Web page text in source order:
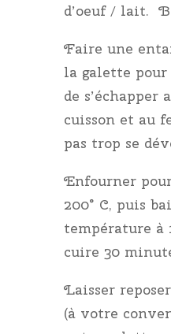
d’oeuf / lait.
Faire une
la galette
de s’échapper
cuisson et au
pas trop se
Enfourner
200° C, puis
température à
cuire 30
Laisser
(à votre